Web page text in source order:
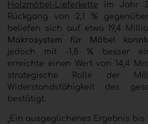
Holzmöbel-Lieferkette im Jahr
Rückgang von 2,1 %
beliefen sich auf etwa 19,4
Makrosystem für Möbel
jedoch mit -1,8 % besser
erreichte einen Wert von 14,4
strategische Rolle der
Widerstandsfähigkeit des
bestätigt.
„Ein ausgeglichenes Ergebnis bis